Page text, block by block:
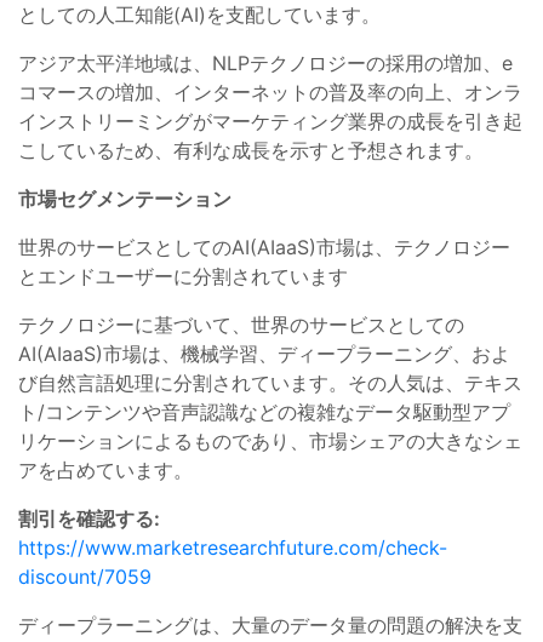
としての人工知能(AI)を支配しています。
アジア太平洋地域は、NLPテクノロジーの採用の増加、e
コマースの増加、インターネットの普及率の向上、オンラ
インストリーミングがマーケティング業界の成長を引き起
こしているため、有利な成長を示すと予想されます。
市場セグメンテーション
世界のサービスとしてのAI(AIaaS)市場は、テクノロジー
とエンドユーザーに分割されています
テクノロジーに基づいて、世界のサービスとしての
AI(AIaaS)市場は、機械学習、ディープラーニング、およ
び自然言語処理に分割されています。その人気は、テキス
ト/コンテンツや音声認識などの複雑なデータ駆動型アプ
リケーションによるものであり、市場シェアの大きなシェ
アを占めています。
割引を確認する:
https://www.marketresearchfuture.com/check-
discount/7059
ディープラーニングは、大量のデータ量の問題の解決を支